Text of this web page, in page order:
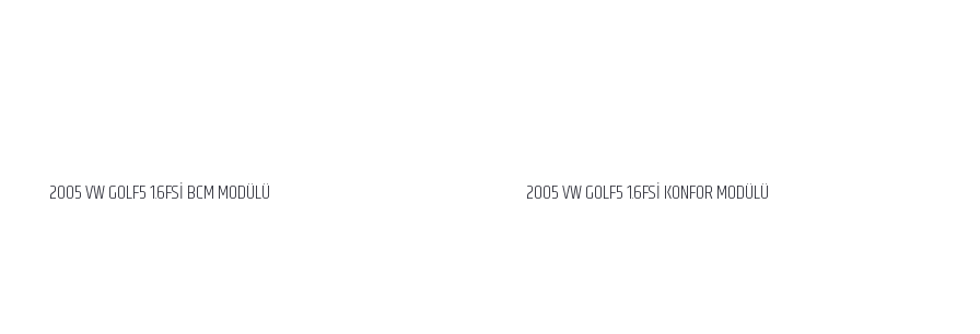
2005 VW GOLF5 1.6FSİ BCM MODÜLÜ 2005 VW GOLF5 1.6FSİ KONFOR MODÜLÜ